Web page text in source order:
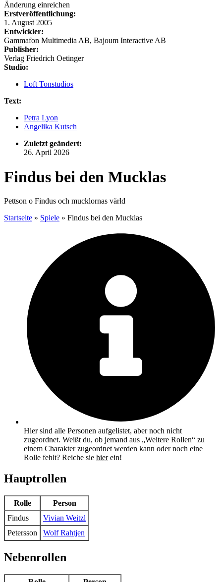
Änderung einreichen
Erstveröffentlichung:
1. August 2005
Entwickler:
Gammafon Multimedia AB, Bajoum Interactive AB
Publisher:
Verlag Friedrich Oetinger
Studio:
Loft Tonstudios
Text:
Petra Lyon
Angelika Kutsch
Zuletzt geändert:
26. April 2026
Findus bei den Mucklas
Pettson o Findus och mucklornas värld
Startseite » Spiele » Findus bei den Mucklas
Hier sind alle Personen aufgelistet, aber noch nicht
zugeordnet. Weißt du, ob jemand aus „Weitere Rollen“ zu
einem Charakter zugeordnet werden kann oder noch eine
Rolle fehlt? Reiche sie hierein!
Hauptrollen
Rolle
Person
Findus
Vivian Weitzl
Petersson
Wolf Rahtjen
Nebenrollen